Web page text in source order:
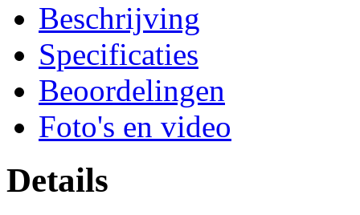
Beschrijving
Specificaties
Beoordelingen
Foto's en video
Details